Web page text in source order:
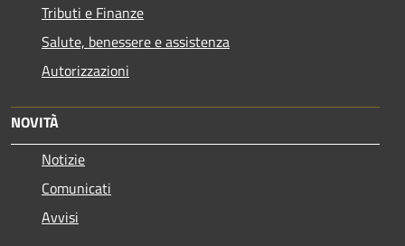
Tributi e Finanze
Salute, benessere e assistenza
Autorizzazioni
NOVITÀ
Notizie
Comunicati
Avvisi